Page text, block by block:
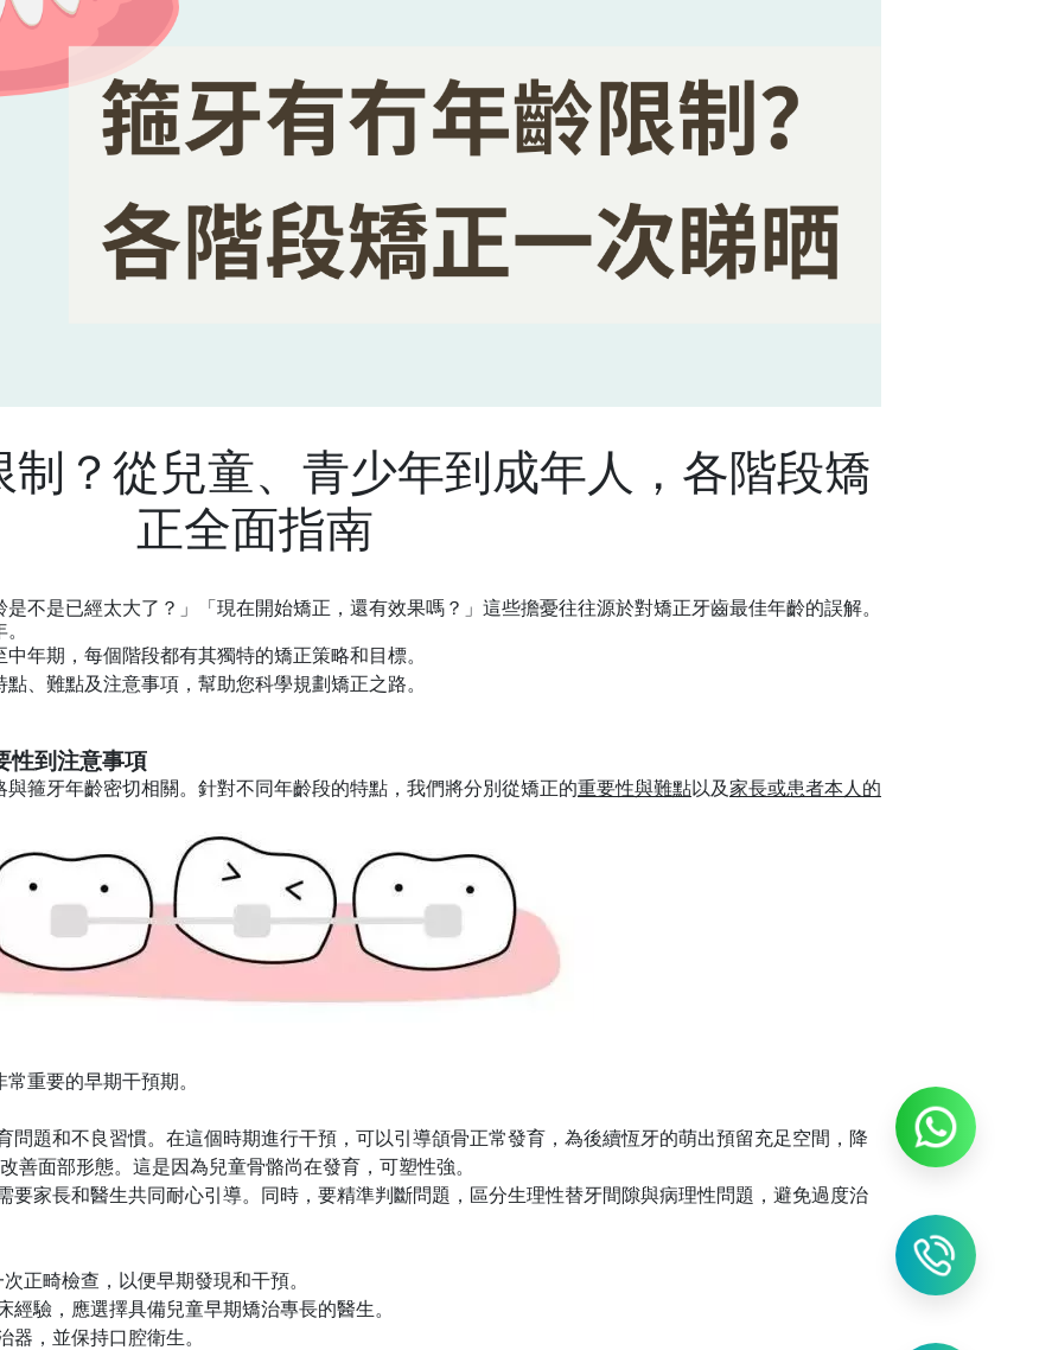
制？從兒童、青少年到成年人，各階段矯
正全面指南
是不是已經太大了？」「現在開始矯正，還有效果嗎？」這些擔憂往往源於對矯正牙齒最佳年齡的誤解。
年期，每個階段都有其獨特的矯正策略和目標。
點、難點及注意事項，幫助您科學規劃矯正之路。
性到注意事項
箍牙年齡密切相關。針對不同年齡段的特點，我們將分別從矯正的重要性與難點以及家長或患者本人的
重要的早期干預期。
問題和不良習慣。在這個時期進行干預，可以引導頜骨正常發育，為後續恆牙的萌出預留充足空間，降
善面部形態。這是因為兒童骨骼尚在發育，可塑性強。
要家長和醫生共同耐心引導。同時，要精準判斷問題，區分生理性替牙間隙與病理性問題，避免過度治
正畸檢查，以便早期發現和干預。
驗，應選擇具備兒童早期矯治專長的醫生。
器，並保持口腔衛生。